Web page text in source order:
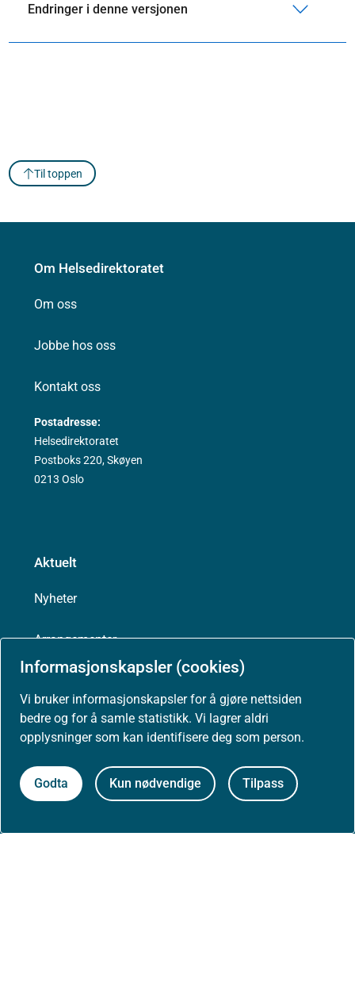
Informasjonskapsler (cookies)
Vi bruker informasjonskapsler for å gjøre nettsiden
bedre og for å samle statistikk. Vi lagrer aldri
opplysninger som kan identifisere deg som person.
Godta Kun nødvendige Tilpass
Endringer i denne versjonen
Til toppen
Om Helsedirektoratet
Om oss
Jobbe hos oss
Kontakt oss
Postadresse:
Helsedirektoratet
Postboks 220, Skøyen
0213 Oslo
Aktuelt
Nyheter
Arrangementer
Presse